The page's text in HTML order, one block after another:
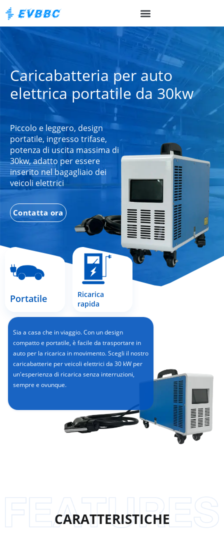
Caricabatteria per auto
elettrica portatile da 30kw
Piccolo e leggero, design
portatile, ingresso trifase,
potenza di uscita massima di
30kw, adatto per essere
inserito nel bagagliaio dei
veicoli elettrici
Contatta ora
Portatile
Ricarica
rapida
Sia a casa che in viaggio. Con un design
compatto e portatile, è facile da trasportare in
auto per la ricarica in movimento. Scegli il nostro
caricabatterie per veicoli elettrici da 30 kW per
un'esperienza di ricarica senza interruzioni,
sempre e ovunque.
CARATTERISTICHE